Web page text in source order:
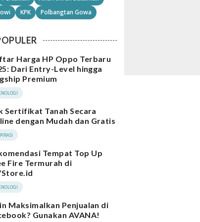
KPK Polbangtan Gowa
Harga HP Oppo Terbaru
Dari Entry-Level hingga
Premium
Sertifikat Tanah Secara
dengan Mudah dan Gratis
Tempat Top Up
Fire Termurah di
Maksimalkan Penjualan di
Gunakan AVANA!